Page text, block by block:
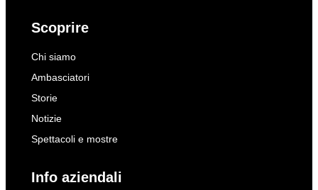
Scoprire
Chi siamo
Ambasciatori
Storie
Notizie
Spettacoli e mostre
Info aziendali